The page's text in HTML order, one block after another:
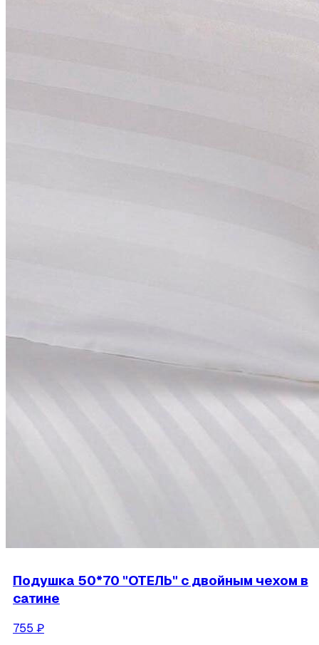
Подушка 50*70 "ОТЕЛЬ" с двойным чехом в
сатине
755 ₽